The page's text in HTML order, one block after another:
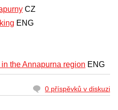
CZ
ENG
the Annapurna region ENG
0 příspěvků v diskuzi